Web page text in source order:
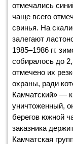
отмечались
чаще всего
свинья. На
залегают
1985–1986 гг.
собиралось до
отмечено их
охраны, ради
Камчатский» —
уничтоженный,
берегов южной
заказника
Камчатская